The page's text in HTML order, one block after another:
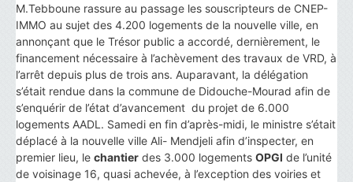
M.Tebboune rassure au passage les souscripteurs de CNEP-
IMMO au sujet des 4.200 logements de la nouvelle ville, en
annonçant que le Trésor public a accordé, dernièrement, le
financement nécessaire à l’achèvement des travaux de VRD, à
l’arrêt depuis plus de trois ans. Auparavant, la délégation
s’était rendue dans la commune de Didouche-Mourad afin de
s’enquérir de l’état d’avancement du projet de 6.000
logements AADL. Samedi en fin d’après-midi, le ministre s’était
déplacé à la nouvelle ville Ali- Mendjeli afin d’inspecter, en
premier lieu, le chantier des 3.000 logements OPGI de l’unité
de voisinage 16, quasi achevée, à l’exception des voiries et